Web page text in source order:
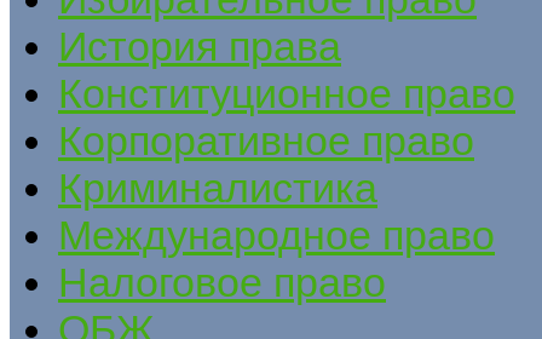
История права
Конституционное право
Корпоративное право
Криминалистика
Международное право
Налоговое право
ОБЖ